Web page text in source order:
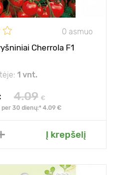
0 asmuo
Cherrola F1
1 vnt.
4.09 €
per 30 dienų:* 4.09 €
Į krepšelį